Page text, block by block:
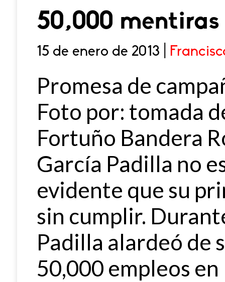
50,000
15 de enero de 2013 |
Promesa de
Foto por: tomada
Fortuño Bandera
García Padilla no
evidente que su
sin cumplir.
Padilla alardeó de
50,000 empleos